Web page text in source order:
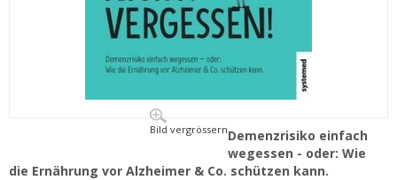
Bild vergrössernDemenzrisiko einfach
wegessen - oder: Wie
die Ernährung vor Alzheimer & Co. schützen kann.